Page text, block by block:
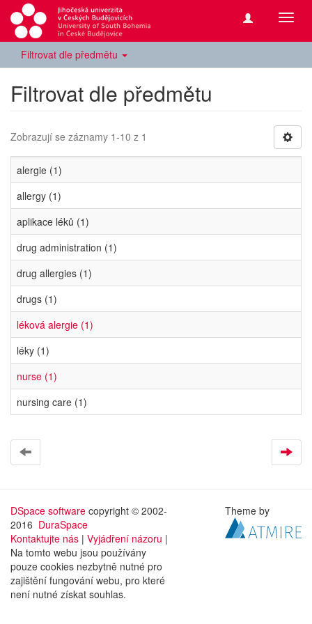
Filtrovat dle předmětu
Filtrovat dle předmětu
Zobrazují se záznamy 1-10 z 1
alergie (1)
allergy (1)
aplikace léků (1)
drug administration (1)
drug allergies (1)
drugs (1)
léková alergie (1)
léky (1)
nurse (1)
nursing care (1)
DSpace software copyright © 2002-
2016 DuraSpace
Kontaktujte nás | Vyjádření názoru |
Na tomto webu jsou používány
pouze cookies nezbytně nutné pro
zajištění fungování webu, pro které
není nutné získat souhlas.
Theme by